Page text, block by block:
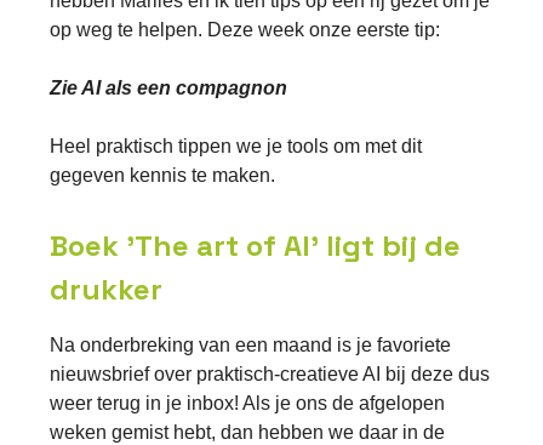
op weg te helpen. Deze week onze eerste tip:
Zie AI als een compagnon
Heel praktisch tippen we je tools om met dit
gegeven kennis te maken.
Boek 'The art of AI' ligt bij de
drukker
Na onderbreking van een maand is je favoriete
nieuwsbrief over praktisch-creatieve AI bij deze dus
weer terug in je inbox! Als je ons de afgelopen
weken gemist hebt, dan hebben we daar in de